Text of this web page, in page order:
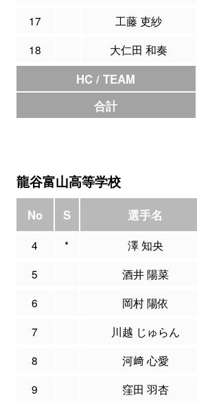
17
工藤 吏紗
18
大仁田 和奏
HC / TEAM
合計
龍谷富山高等学校
No S 選手名
4 * 澤 知央
5
酒井 陽菜
6
岡村 陽依
7
川越 じゅらん
8
河﨑 心愛
9
窪田 羽杏